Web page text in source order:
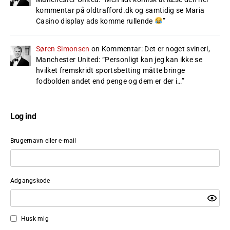
kommentar på oldtrafford.dk og samtidig se Maria
Casino display ads komme rullende
”
Søren Simonsen on Kommentar: Det er noget svineri,
Manchester United: “Personligt kan jeg kan ikke se
hvilket fremskridt sportsbetting måtte bringe
fodbolden andet end penge og dem er der i…”
Log ind
Brugernavn eller e-mail
Adgangskode
Husk mig